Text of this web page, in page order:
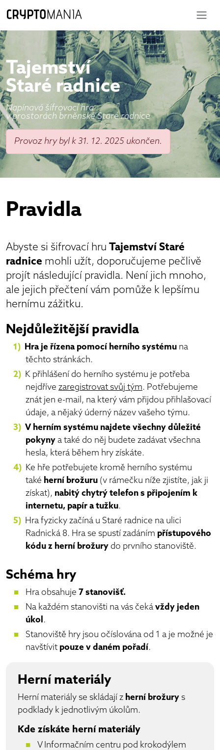
Tajemství
Staré radnice
Napínavá šifrovací hra
v prostorách brněnské Staré radnice
Provoz hry byl k 31. 12. 2025 ukončen.
Pravidla
Abyste si šifrovací hru Tajemství Staré
radnice mohli užít, doporučujeme pečlivě
projít následující pravidla. Není jich mnoho,
ale jejich přečtení vám pomůže k lepšímu
hernímu zážitku.
Nejdůležitější pravidla
Hra je řízena pomocí herního systému na
těchto stránkách.
K přihlášení do herního systému je potřeba
nejdříve zaregistrovat svůj tým. Potřebujeme
znát jen e-mail, na který vám přijdou přihlašovací
údaje, a nějaký úderný název vašeho týmu.
V herním systému najdete všechny důležité
pokyny a také do něj budete zadávat všechna
hesla, která během hry získáte.
Ke hře potřebujete kromě herního systému
také herní brožuru (v rámečku níže zjistíte, jak ji
získat), nabitý chytrý telefon s připojením k
internetu, papír a tužku.
Hra fyzicky začíná u Staré radnice na ulici
Radnická 8. Hra se spustí zadáním přístupového
kódu z herní brožury do prvního stanoviště.
Schéma hry
Hra obsahuje 7 stanovišť.
Na každém stanovišti na vás čeká vždy jeden
úkol .
Stanoviště hry jsou očíslována od 1 a je možné je
navštívit pouze v daném pořadí.
Herní materiály
Herní materiály se skládají z herní brožury s
podklady k jednotlivým úkolům.
Kde získáte herní materiály
V Informačním centru pod krokodýlem